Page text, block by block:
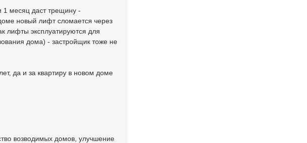
1 месяц даст трещину -
новый лифт сломается через
лифты эксплуатируются для
дома) - застройщик тоже не
да и за квартиру в новом доме
возводимых домов, улучшение